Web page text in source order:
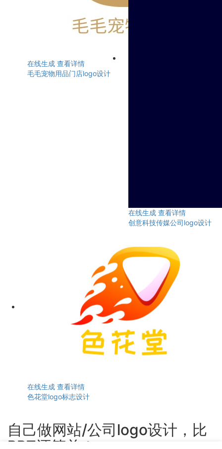
在线生成 查看详情
毛毛宠物用品门店logo设计
在线生成 查看详情
创意科技传媒公司logo设计
在线生成 查看详情
色花堂logo标志设计
自己做网站/公司logo设计，比